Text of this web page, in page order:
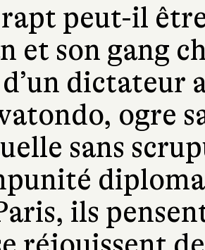
peut-il
et son gang
dictateur
ogre
sans
ils